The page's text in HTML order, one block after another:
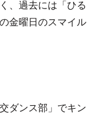
、過去には「ひる
金曜日のスマイル
ダンス部」でキン